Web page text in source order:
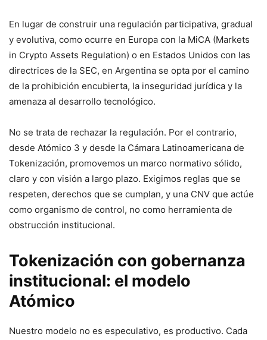
En lugar de construir una regulación participativa, gradual
y evolutiva, como ocurre en Europa con la MiCA (Markets
in Crypto Assets Regulation) o en Estados Unidos con las
directrices de la SEC, en Argentina se opta por el camino
de la prohibición encubierta, la inseguridad jurídica y la
amenaza al desarrollo tecnológico.
No se trata de rechazar la regulación. Por el contrario,
desde Atómico 3 y desde la Cámara Latinoamericana de
Tokenización, promovemos un marco normativo sólido,
claro y con visión a largo plazo. Exigimos reglas que se
respeten, derechos que se cumplan, y una CNV que actúe
como organismo de control, no como herramienta de
obstrucción institucional.
Tokenización con gobernanza
institucional: el modelo
Atómico
Nuestro modelo no es especulativo, es productivo. Cada